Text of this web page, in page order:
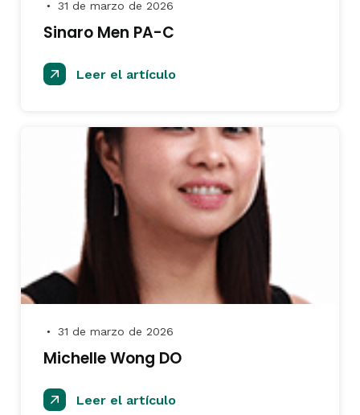
● 31 de marzo de 2026
Sinaro Men PA-C
Leer el artículo
● 31 de marzo de 2026
Michelle Wong DO
Leer el artículo